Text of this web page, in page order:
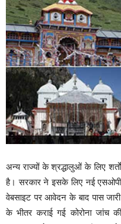
अन्य राज्यों के श्रद्धालुओं के लिए
है। सरकार ने इसके लिए नई एसओपी
वेबसाइट पर आवेदन के बाद पास
के भीतर कराई गई कोरोना जांच की